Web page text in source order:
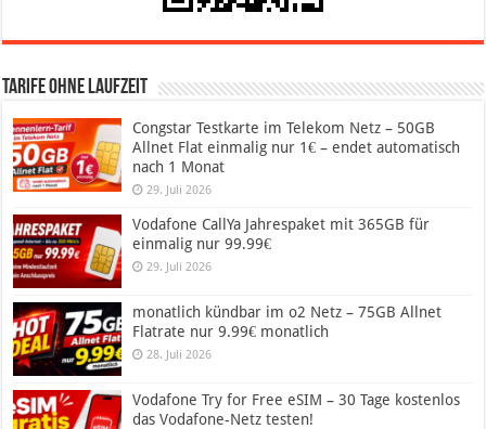
Tarife ohne Laufzeit
Congstar Testkarte im Telekom Netz – 50GB
Allnet Flat einmalig nur 1€ – endet automatisch
nach 1 Monat
29. Juli 2026
Vodafone CallYa Jahrespaket mit 365GB für
einmalig nur 99.99€
29. Juli 2026
monatlich kündbar im o2 Netz – 75GB Allnet
Flatrate nur 9.99€ monatlich
28. Juli 2026
Vodafone Try for Free eSIM – 30 Tage kostenlos
das Vodafone-Netz testen!